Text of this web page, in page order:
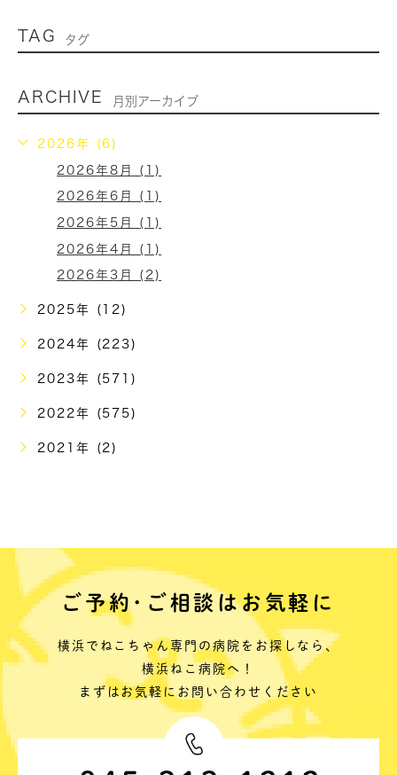
TAG タグ
ARCHIVE 月別アーカイブ
2026年 (6)
2026年8月 (1)
2026年6月 (1)
2026年5月 (1)
2026年4月 (1)
2026年3月 (2)
2025年 (12)
2024年 (223)
2023年 (571)
2022年 (575)
2021年 (2)
ご予約･ご相談はお気軽に
横浜でねこちゃん専門の病院をお探しなら、
横浜ねこ病院へ！
まずはお気軽にお問い合わせください